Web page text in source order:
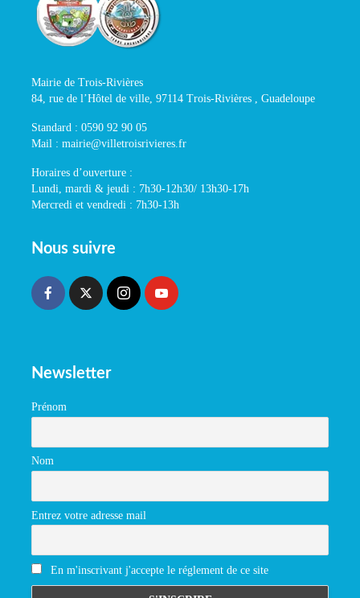
Mairie de Trois-Rivières
84, rue de l’Hôtel de ville, 97114 Trois-Rivières , Guadeloupe
Standard : 0590 92 90 05
Mail : mairie@villetroisrivieres.fr
Horaires d’ouverture :
Lundi, mardi & jeudi : 7h30-12h30/ 13h30-17h
Mercredi et vendredi : 7h30-13h
Nous suivre
Newsletter
Prénom
Nom
Entrez votre adresse mail
En m'inscrivant j'accepte le réglement de ce site